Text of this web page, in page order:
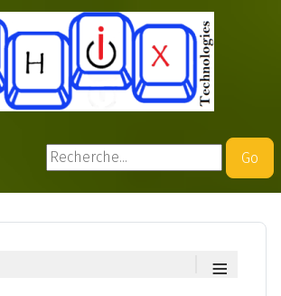
Rechercher
Go
≡